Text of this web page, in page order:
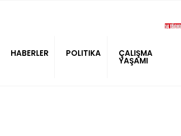
HABERLER POLITIKA ÇALIŞMA
YAŞAMI